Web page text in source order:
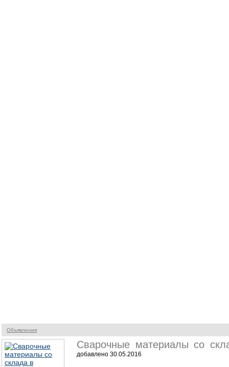
Объявления
Сварочные материалы со
добавлено 30.05.2016